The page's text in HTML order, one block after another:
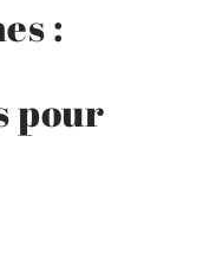
:
pour